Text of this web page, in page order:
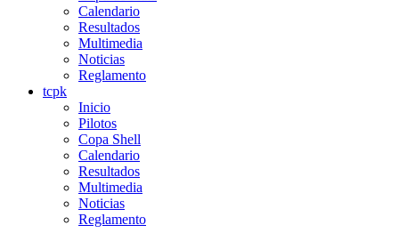
Calendario
Resultados
Multimedia
Noticias
Reglamento
tcpk
Inicio
Pilotos
Copa Shell
Calendario
Resultados
Multimedia
Noticias
Reglamento